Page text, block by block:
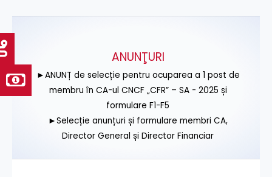
ANUNŢURI
►ANUNȚ de selecție pentru ocuparea a 1 post de
membru în CA-ul CNCF „CFR” – SA - 2025 și
formulare F1-F5
►Selecție anunțuri și formulare membri CA,
Director General și Director Financiar